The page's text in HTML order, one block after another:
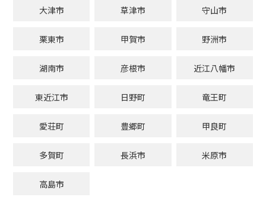
大津市 草津市 守山市
栗東市 甲賀市 野洲市
湖南市 彦根市 近江八幡市
東近江市 日野町 竜王町
愛荘町 豊郷町 甲良町
多賀町 長浜市 米原市
高島市